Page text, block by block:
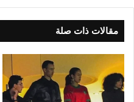
مقالات ذات صلة